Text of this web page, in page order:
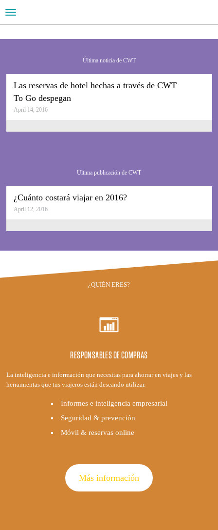
Toggle
navigation
en RSC
Lee la nota de prensa
Última noticia de CWT
Las reservas de hotel hechas a través de CWT
To Go despegan
April 14, 2016
Última publicación de CWT
¿Cuánto costará viajar en 2016?
April 12, 2016
¿QUIÉN ERES?
RESPONSABLES DE COMPRAS
La inteligencia e información que necesitas para ahorrar en viajes y las
herramientas que tus viajeros están deseando utilizar.
Informes e inteligencia empresarial
Seguridad & prevención
Móvil & reservas online
Más información